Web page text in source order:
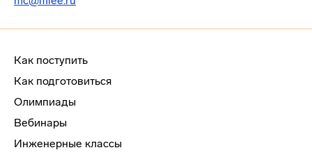
Как поступить
Как подготовиться
Олимпиады
Вебинары
Инженерные классы